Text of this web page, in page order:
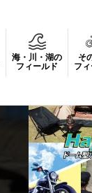
海・川・湖の
フィールド
そ
フ